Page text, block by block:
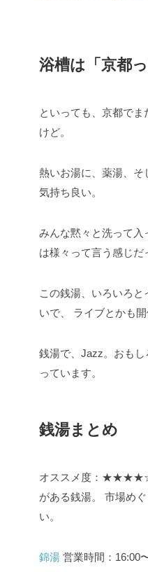
浴槽は「京都
といっても、京都で
けど。
熱いお湯に、薬湯、そ
気持ち良い。
みんな黙々と洗って入
は様々って言う感じだ
この銭湯、いろいろ
いで、
ライブとかも開
銭湯で、Jazz。おもし
っています。
銭湯まとめ
オススメ度：
がある銭湯。
市場め
い。
錦湯 営業時間：16:00